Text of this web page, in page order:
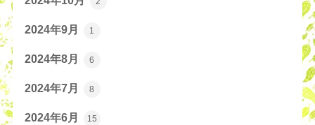
2024年9月 1
2024年8月 6
2024年7月 8
2024年6月 15